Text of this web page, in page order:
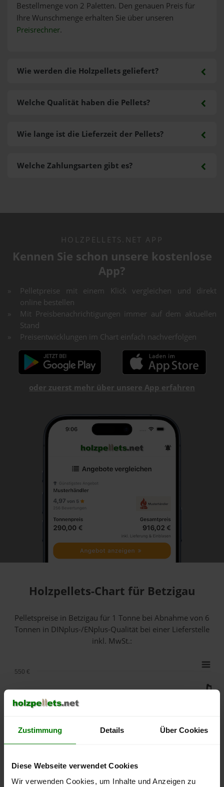
Zustimmung Details Über Cookies
Diese Webseite verwendet Cookies
Wir verwenden Cookies, um Inhalte und Anzeigen zu
Bestellmenge von 2 Paletten. Den genauen Preis für
Ihre Wunschmenge erhalten Sie über unseren
Preisrechner.
Wie werden die Holzpellets geliefert?
Welche Zahlungsarten gibt es?
Welche Qualität haben die Pellets?
Wie lange ist die Lieferzeit der Pellets?
HOLZPELLETS.NET APP
Kennen Sie schon unsere kostenlose
App?
Pelletpreise mit einem Klick vergleichen und direkt
online bestellen
Mit Preisbenachrichtigungen immer auf dem aktuellen
Stand
Preisentwicklungen im Chart einfach nachverfolgen
oder zuerst mehr über unsere App erfahren
Holzpellets-Chart für Betzigau
Pelletspreise in Betzigau für 1 Tonne bei Abnahmevon 6
Tonnen in DINplus-/ENplus-Qualität bei einer Lieferstelle
inkl. MwSt.:
350 €
550 €